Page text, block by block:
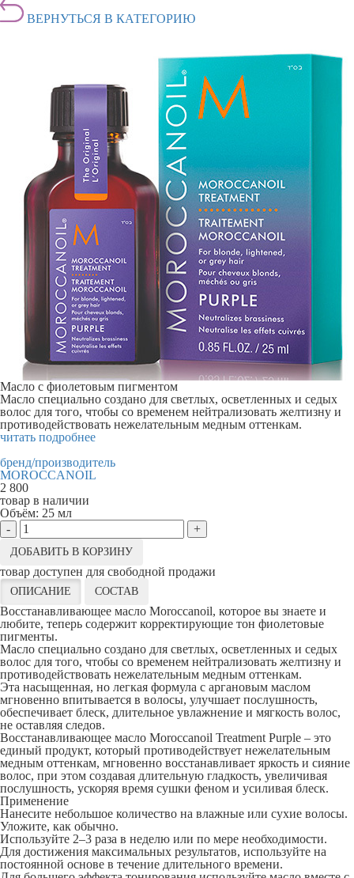
ВЕРНУТЬСЯ В КАТЕГОРИЮ
Масло с фиолетовым пигментом
Масло специально создано для светлых, осветленных и седых
волос для того, чтобы со временем нейтрализовать желтизну и
противодействовать нежелательным медным оттенкам.
читать подробнее
бренд/производитель
MOROCCANOIL
2 800
товар в наличии
Объём: 25 мл
-
+
ДОБАВИТЬ В КОРЗИНУ
товар доступен для свободной продажи
ОПИСАНИЕ СОСТАВ
Восстанавливающее масло Moroccanoil, которое вы знаете и
любите, теперь содержит корректирующие тон фиолетовые
пигменты.
Масло специально создано для светлых, осветленных и седых
волос для того, чтобы со временем нейтрализовать желтизну и
противодействовать нежелательным медным оттенкам.
Эта насыщенная, но легкая формула с аргановым маслом
мгновенно впитывается в волосы, улучшает послушность,
обеспечивает блеск, длительное увлажнение и мягкость волос,
не оставляя следов.
Восстанавливающее масло Moroccanoil Treatment Purple – это
единый продукт, который противодействует нежелательным
медным оттенкам, мгновенно восстанавливает яркость и сияние
волос, при этом создавая длительную гладкость, увеличивая
послушность, ускоряя время сушки феном и усиливая блеск.
Применение
Нанесите небольшое количество на влажные или сухие волосы.
Уложите, как обычно.
Используйте 2–3 раза в неделю или по мере необходимости.
Для достижения максимальных результатов, используйте на
постоянной основе в течение длительного времени.